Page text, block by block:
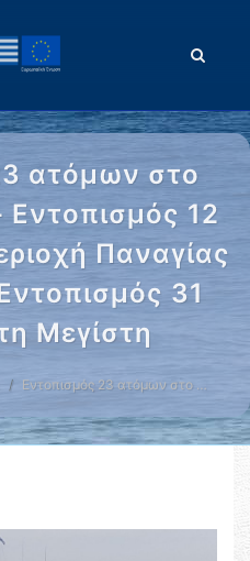
ατόμων στο
12
Παναγίας
31
Μεγίστη
Εντοπισμός 23 ατόμων στο …